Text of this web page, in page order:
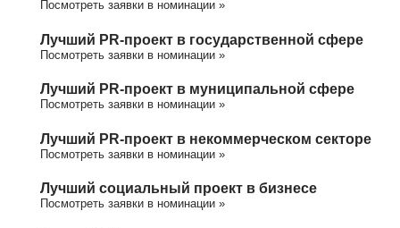
Посмотреть заявки в номинации »
Лучший PR-проект в государственной сфере
Посмотреть заявки в номинации »
Лучший PR-проект в муниципальной сфере
Посмотреть заявки в номинации »
Лучший PR-проект в некоммерческом секторе
Посмотреть заявки в номинации »
Лучший социальный проект в бизнесе
Посмотреть заявки в номинации »